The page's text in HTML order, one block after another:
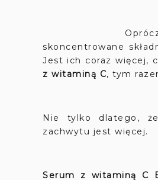
Oprócz kremu
skoncentrowane
Jest ich coraz więcej,
z witaminą C, tym
Nie tylko dlatego,
zachwytu jest więcej.
Serum z witaminą C